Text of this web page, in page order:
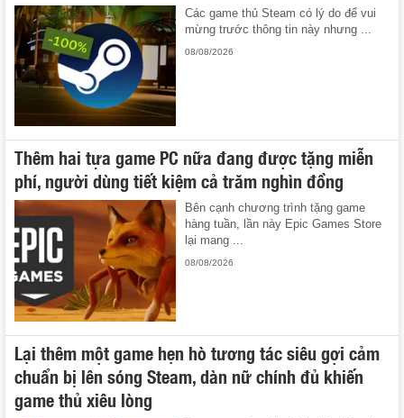
Các game thủ Steam có lý do để vui
mừng trước thông tin này nhưng ...
08/08/2026
Thêm hai tựa game PC nữa đang được tặng miễn
phí, người dùng tiết kiệm cả trăm nghìn đồng
Bên cạnh chương trình tặng game
hàng tuần, lần này Epic Games Store
lại mang ...
08/08/2026
Lại thêm một game hẹn hò tương tác siêu gợi cảm
chuẩn bị lên sóng Steam, dàn nữ chính đủ khiến
game thủ xiêu lòng